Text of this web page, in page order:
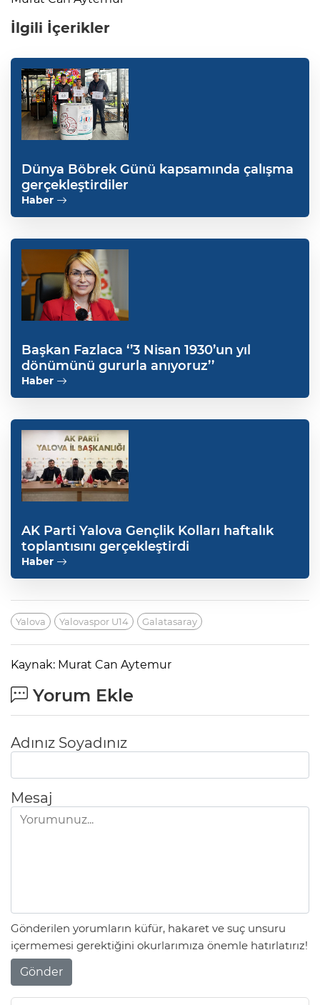
İlgili İçerikler
Dünya Böbrek Günü kapsamında çalışma
gerçekleştirdiler
Haber
Başkan Fazlaca ‘’3 Nisan 1930’un yıl
dönümünü gururla anıyoruz’’
Haber
AK Parti Yalova Gençlik Kolları haftalık
toplantısını gerçekleştirdi
Haber
Yalova Yalovaspor U14 Galatasaray
Kaynak: Murat Can Aytemur
Yorum Ekle
Adınız Soyadınız
Mesaj
Gönderilen yorumların küfür, hakaret ve suç unsuru
içermemesi gerektiğini okurlarımıza önemle hatırlatırız!
Gönder